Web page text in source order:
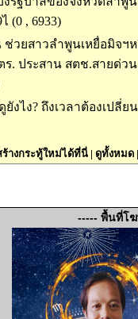
(0 , 6933)
วยสาวลำพูนเหยื่อมิจฯห
ร. ประสาน สตช.สายด่ว
งไง? ถึงเวลาต้องเปลี่ย
ร้างกระทู้ใหม่ได้ที่นี่| ดูทั้งหมด
----- พื้นที่โ